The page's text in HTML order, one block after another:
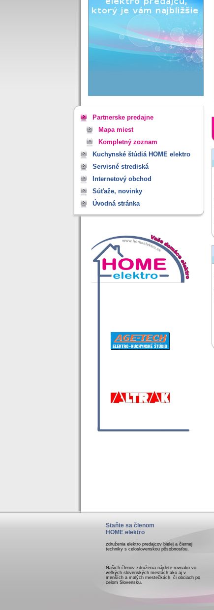
Partnerske predajne
Mapa miest
Kompletný zoznam
Kuchynské štúdiá HOME elektro
Servisné strediská
Internetový obchod
Súťaže, novinky
Úvodná stránka
Staňte sa členom
HOME elektro
združenia elektro predajcov bielej a čiernej
techniky s celoslovenskou pôsobnosťou.
Našich členov združenia nájdete rovnako vo
veľkých slovenských mestách ako aj v
menších a malých mestečkách, či obciach po
celom Slovensku.